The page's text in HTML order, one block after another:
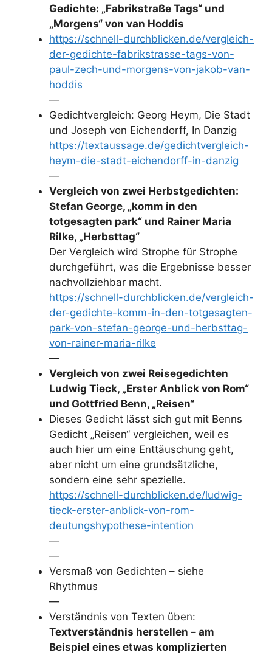
Gedichte: „Fabrikstraße Tags“ und
„Morgens“ von van Hoddis
https://schnell-durchblicken.de/vergleich-
der-gedichte-fabrikstrasse-tags-von-
paul-zech-und-morgens-von-jakob-van-
hoddis
—
Gedichtvergleich: Georg Heym, Die Stadt
und Joseph von Eichendorff, In Danzig
https://textaussage.de/gedichtvergleich-
heym-die-stadt-eichendorff-in-danzig
—
Vergleich von zwei Herbstgedichten:
Stefan George, „komm in den
totgesagten park“ und Rainer Maria
Rilke, „Herbsttag“
Der Vergleich wird Strophe für Strophe
durchgeführt, was die Ergebnisse besser
nachvollziehbar macht.
https://schnell-durchblicken.de/vergleich-
der-gedichte-komm-in-den-totgesagten-
park-von-stefan-george-und-herbsttag-
von-rainer-maria-rilke
—
Vergleich von zwei Reisegedichten
Ludwig Tieck, „Erster Anblick von Rom“
und Gottfried Benn, „Reisen“
Dieses Gedicht lässt sich gut mit Benns
Gedicht „Reisen“ vergleichen, weil es
auch hier um eine Enttäuschung geht,
aber nicht um eine grundsätzliche,
sondern eine sehr spezielle.
https://schnell-durchblicken.de/ludwig-
tieck-erster-anblick-von-rom-
deutungshypothese-intention
—
—
Versmaß von Gedichten – siehe
Rhythmus
—
Verständnis von Texten üben:
Textverständnis herstellen – am
Beispiel eines etwas komplizierten